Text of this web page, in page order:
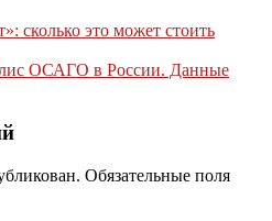
сколько это может стоить
ОСАГО в России. Данные
Обязательные поля